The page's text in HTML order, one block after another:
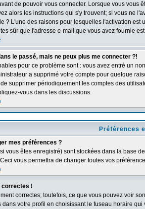
de pouvoir vous connecter. Lorsque vous
alors les instructions qui s'y trouvent; si vous ne
? L'une des raisons pour lesquelles l'activation
sûr que l'adresse e-mail que vous avez fournie
le passé, mais ne peux plus me connecter ?!
pour ce problème sont : vous avez entré un
a supprimé votre compte pour quelque
supprimer périodiquement les comptes des
vous dans les discussions.
Préférences
mes préférences ?
vous êtes enregistré) sont stockées dans la base
vous permettra de changer toutes vos
correctes !
correctes; toutefois, ce que vous pouvez voir
votre profil en choisissant le fuseau horaire